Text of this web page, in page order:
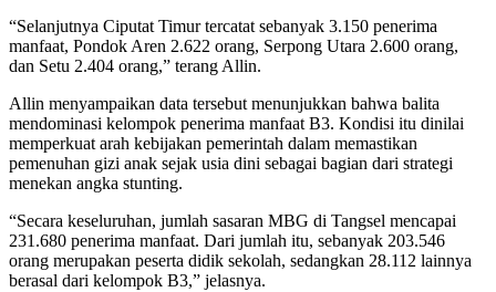
“Selanjutnya Ciputat Timur tercatat sebanyak 3.150 penerima
manfaat, Pondok Aren 2.622 orang, Serpong Utara 2.600 orang,
dan Setu 2.404 orang,” terang Allin.
Allin menyampaikan data tersebut menunjukkan bahwa balita
mendominasi kelompok penerima manfaat B3. Kondisi itu dinilai
memperkuat arah kebijakan pemerintah dalam memastikan
pemenuhan gizi anak sejak usia dini sebagai bagian dari strategi
menekan angka stunting.
“Secara keseluruhan, jumlah sasaran MBG di Tangsel mencapai
231.680 penerima manfaat. Dari jumlah itu, sebanyak 203.546
orang merupakan peserta didik sekolah, sedangkan 28.112 lainnya
berasal dari kelompok B3,” jelasnya.